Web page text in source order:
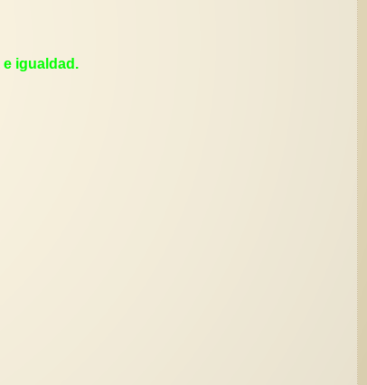
igualdad.